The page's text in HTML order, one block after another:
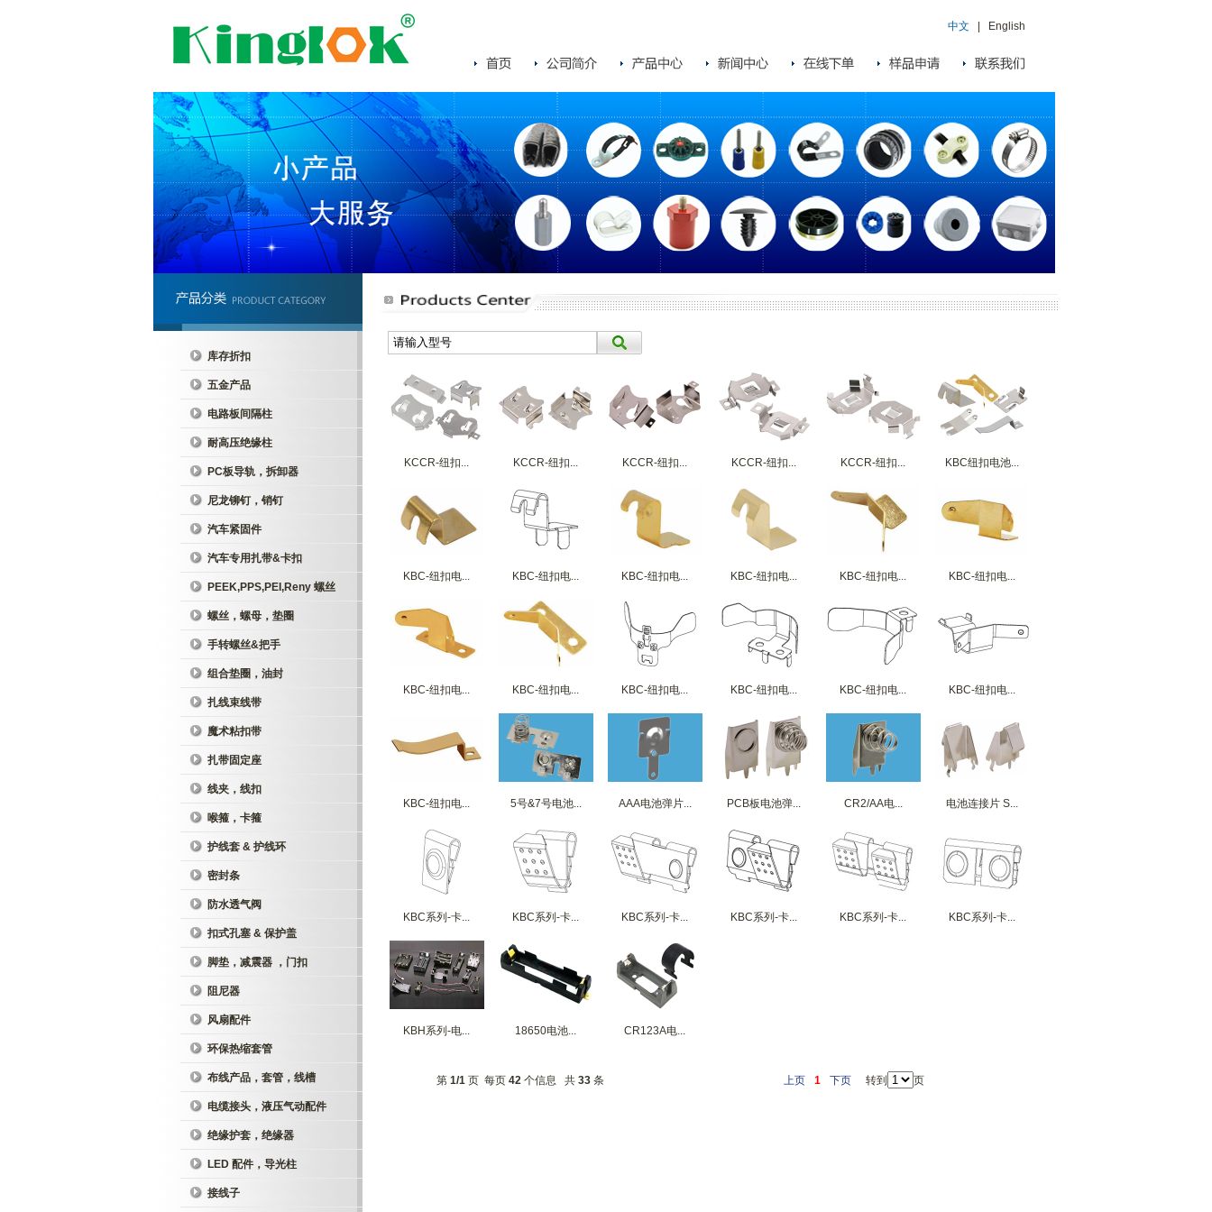
中文 English
库存折扣
五金产品
电路板间隔柱
耐高压绝缘柱
PC板导轨，拆卸器
尼龙铆钉，销钉
汽车紧固件
汽车专用扎带&卡扣
PEEK,PPS,PEI,Reny 螺丝
螺丝，螺母，垫圈
手转螺丝&把手
组合垫圈，油封
扎线束线带
魔术粘扣带
扎带固定座
线夹，线扣
喉箍，卡箍
护线套 & 护线环
密封条
防水透气阀
扣式孔塞 & 保护盖
脚垫，减震器 ，门扣
阻尼器
风扇配件
环保热缩套管
布线产品，套管，线槽
电缆接头，液压气动配件
绝缘护套，绝缘器
LED 配件，导光柱
接线子
KCCR-纽扣... KCCR-纽扣... KCCR-纽扣... KCCR-纽扣... KCCR-纽扣... KBC纽扣电池...
KBC-纽扣电... KBC-纽扣电... KBC-纽扣电... KBC-纽扣电... KBC-纽扣电... KBC-纽扣电...
KBC-纽扣电... KBC-纽扣电... KBC-纽扣电... KBC-纽扣电... KBC-纽扣电... KBC-纽扣电...
KBC-纽扣电... 5号&7号电池... AAA电池弹片... PCB板电池弹... CR2/AA电... 电池连接片 S...
KBC系列-卡... KBC系列-卡... KBC系列-卡... KBC系列-卡... KBC系列-卡... KBC系列-卡...
KBH系列-电... 18650电池... CR123A电...
第 1/1 页 每页 42个信息 共 33条 上页 1 下页 转到 页